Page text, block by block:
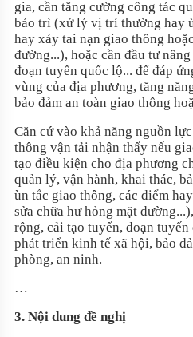
gia, cần tăng cường công tác
bảo trì (xử lý vị trí thường hay
hay xảy tai nạn giao thông
đường...), hoặc cần đầu tư
đoạn tuyến quốc lộ... để đáp
vùng của địa phương, tăng
bảo đảm an toàn giao thông
Căn cứ vào khả năng nguồn
thông vận tải nhận thấy nếu
tạo điều kiện cho địa phương
quản lý, vận hành, khai thác,
ùn tắc giao thông, các điểm
sửa chữa hư hỏng mặt
rộng, cải tạo tuyến, đoạn
phát triển kinh tế xã hội, bảo
phòng, an ninh.
…
3. Nội dung đề nghị